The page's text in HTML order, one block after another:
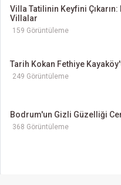
Villa Tatilinin Keyfini
Villalar
159 Görüntüleme
Tarih Kokan Fethiye
249 Görüntüleme
Bodrum'un Gizli Güzelliği
368 Görüntüleme